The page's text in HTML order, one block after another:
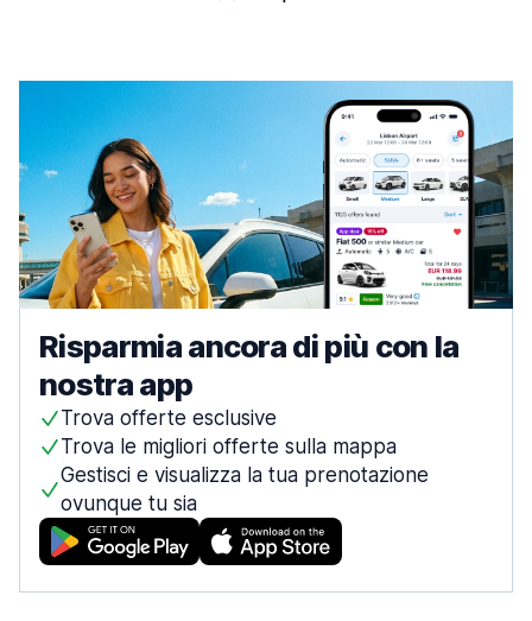
Risparmia ancora di più con la
nostra app
Trova offerte esclusive
Trova le migliori offerte sulla mappa
Gestisci e visualizza la tua prenotazione
ovunque tu sia